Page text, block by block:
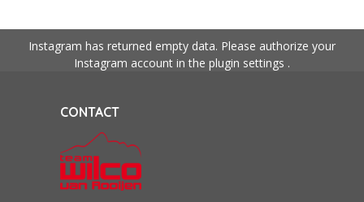
Instagram has returned empty data. Please authorize your
Instagram account in the plugin settings .
CONTACT